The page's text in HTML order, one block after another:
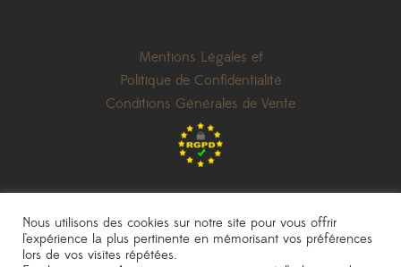
Mentions Légales et
Politique de Confidentialité
Conditions Générales de Vente
Nous utilisons des cookies sur notre site pour vous offrir
l'expérience la plus pertinente en mémorisant vos préférences
lors de vos visites répétées.